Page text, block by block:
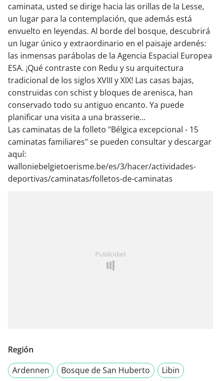
caminata, usted se dirige hacia las orillas de la Lesse,
un lugar para la contemplación, que además está
envuelto en leyendas. Al borde del bosque, descubrirá
un lugar único y extraordinario en el paisaje ardenés:
las inmensas parábolas de la Agencia Espacial Europea
ESA. ¡Qué contraste con Redu y su arquitectura
tradicional de los siglos XVIII y XIX! Las casas bajas,
construidas con schist y bloques de arenisca, han
conservado todo su antiguo encanto. Ya puede
planificar una visita a una brasserie...
Las caminatas de la folleto "Bélgica excepcional - 15
caminatas familiares" se pueden consultar y descargar
aquí:
walloniebelgietoerisme.be/es/3/hacer/actividades-
deportivas/caminatas/folletos-de-caminatas
Publicidad
Región
Ardennen
Bosque de San Huberto
Libin